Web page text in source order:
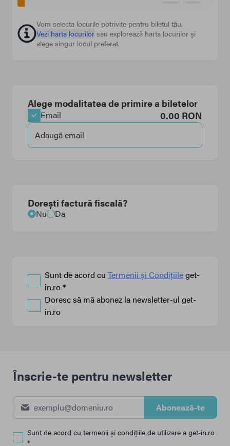
Vom selecta locurile potrivite pentru biletul tău.
Vezi harta locurilor sau explorează harta locurilor și
alege singur locul preferat.
Alege modalitatea de primire a biletelor
Email 0.00 RON
Dorești factură fiscală?
Nu Da
Sunt de acord cu Termenii și Condițiileget-
in.ro *
Doresc să mă abonez la newsletter-ul get-
in.ro
Înscrie-te pentru newsletter
Abonează-te
Sunt de acord cu termenii și condițiile de utilizare a get-in.ro
*